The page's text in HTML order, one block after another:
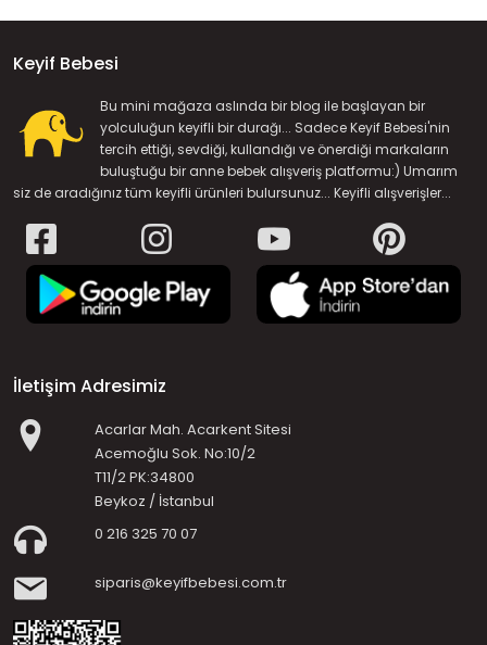
Keyif Bebesi
Bu mini mağaza aslında bir blog ile başlayan bir
yolculuğun keyifli bir durağı... Sadece Keyif Bebesi'nin
tercih ettiği, sevdiği, kullandığı ve önerdiği markaların
buluştuğu bir anne bebek alışveriş platformu:) Umarım
siz de aradığınız tüm keyifli ürünleri bulursunuz... Keyifli alışverişler...
İletişim Adresimiz
Acarlar Mah. Acarkent Sitesi
Acemoğlu Sok. No:10/2
T11/2 PK:34800
Beykoz / İstanbul
0 216 325 70 07
siparis@keyifbebesi.com.tr